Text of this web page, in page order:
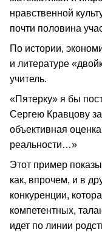
нравственной
почти половина
По истории,
и литературе
учитель.
«Пятерку» я бы
Сергею Кравцову
объективная
реальности…»
Этот пример
как, впрочем, и в
конкуренции,
компетентных,
идет по линии